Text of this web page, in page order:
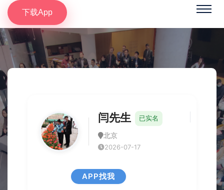
下载App
闫先生 已实名
北京
2026-07-17
APP找我